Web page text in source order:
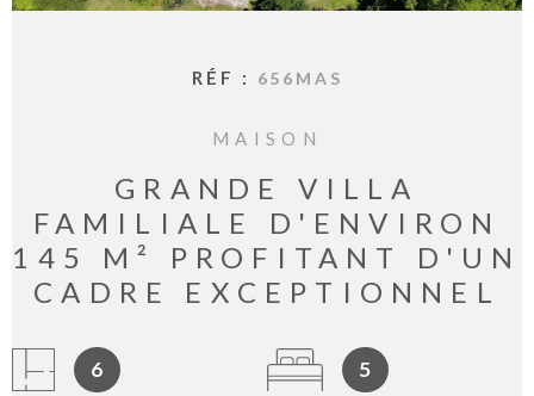
RÉF : 656MAS
MAISON
GRANDE VILLA
FAMILIALE D'ENVIRON
145 M² PROFITANT D'UN
CADRE EXCEPTIONNEL
6 5